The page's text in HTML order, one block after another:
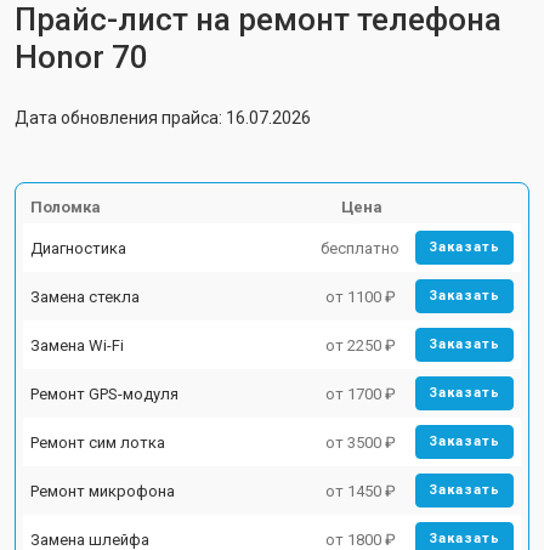
Прайс-лист на ремонт телефона
Honor 70
Дата обновления прайса: 16.07.2026
Поломка Цена
Диагностика бесплатно Заказать
Замена стекла от 1100 ₽ Заказать
Замена Wi-Fi от 2250 ₽ Заказать
Ремонт GPS-модуля от 1700 ₽ Заказать
Ремонт сим лотка от 3500 ₽ Заказать
Ремонт микрофона от 1450 ₽ Заказать
Замена шлейфа от 1800 ₽ Заказать